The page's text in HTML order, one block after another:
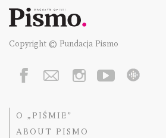
Copyright © Fundacja Pismo
O „PIŚMIE”
ABOUT PISMO